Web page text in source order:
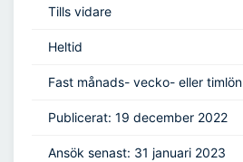
Tills vidare
Heltid
Fast månads- vecko- eller timlön
Publicerat: 19 december 2022
Ansök senast: 31 januari 2023